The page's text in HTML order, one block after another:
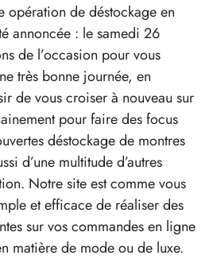
opération de déstockage en
annoncée : le samedi 26
de l’occasion pour vous
très bonne journée, en
de vous croiser à nouveau sur
pour faire des focus
déstockage de montres
d’une multitude d’autres
Notre site est comme vous
et efficace de réaliser des
sur vos commandes en ligne
matière de mode ou de luxe.